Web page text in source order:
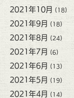
2021年10月 (18)
2021年9月 (18)
2021年8月 (24)
2021年7月 (6)
2021年6月 (13)
2021年5月 (19)
2021年4月 (14)